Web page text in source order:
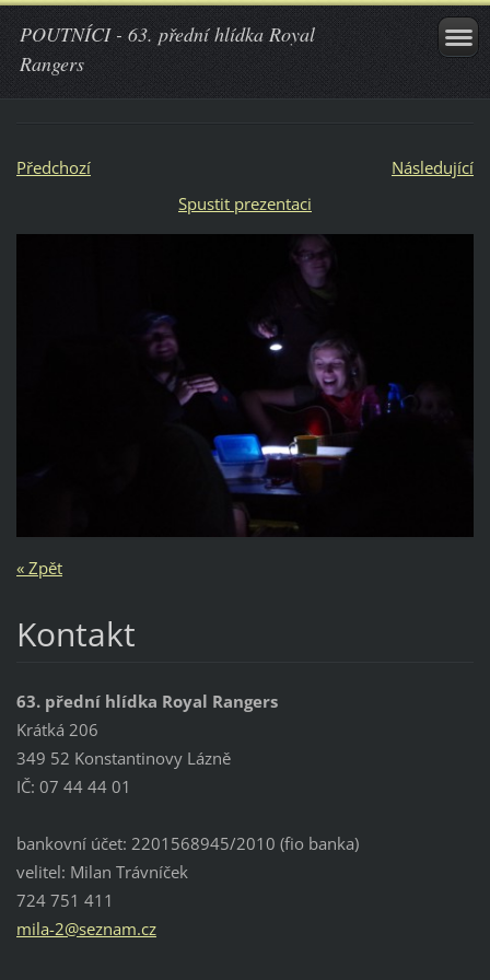
POUTNÍCI - 63. přední hlídka Royal
Rangers
Předchozí
Následující
Spustit prezentaci
« Zpět
Kontakt
63. přední hlídka Royal Rangers
Krátká 206
349 52 Konstantinovy Lázně
IČ: 07 44 44 01
bankovní účet: 2201568945/2010 (fio banka)
velitel: Milan Trávníček
724 751 411
mila-2@seznam.cz